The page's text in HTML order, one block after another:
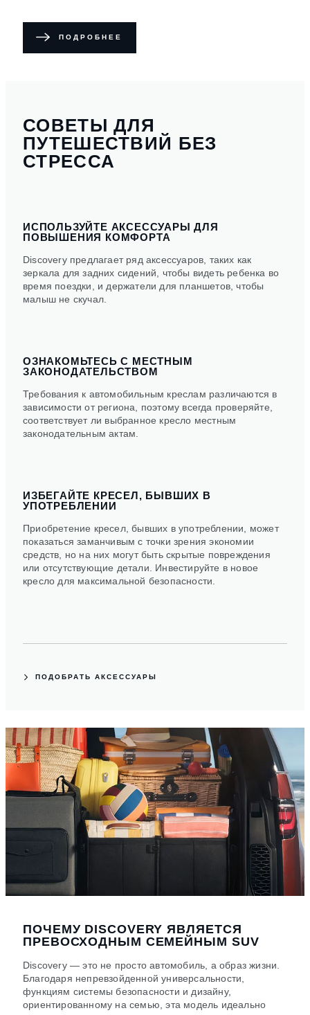
ПОДРОБНЕЕ
СОВЕТЫ ДЛЯ
ПУТЕШЕСТВИЙ БЕЗ
СТРЕССА
ИСПОЛЬЗУЙТЕ АКСЕССУАРЫ ДЛЯ
ПОВЫШЕНИЯ КОМФОРТА
Discovery предлагает ряд аксессуаров, таких как
зеркала для задних сидений, чтобы видеть ребенка во
время поездки, и держатели для планшетов, чтобы
малыш не скучал.
ОЗНАКОМЬТЕСЬ С МЕСТНЫМ
ЗАКОНОДАТЕЛЬСТВОМ
Требования к автомобильным креслам различаются в
зависимости от региона, поэтому всегда проверяйте,
соответствует ли выбранное кресло местным
законодательным актам.
ИЗБЕГАЙТЕ КРЕСЕЛ, БЫВШИХ В
УПОТРЕБЛЕНИИ
Приобретение кресел, бывших в употреблении, может
показаться заманчивым с точки зрения экономии
средств, но на них могут быть скрытые повреждения
или отсутствующие детали. Инвестируйте в новое
кресло для максимальной безопасности.
ПОДОБРАТЬ АКСЕССУАРЫ
ПОЧЕМУ DISCOVERY ЯВЛЯЕТСЯ
ПРЕВОСХОДНЫМ СЕМЕЙНЫМ SUV
Discovery — это не просто автомобиль, а образ жизни.
Благодаря непревзойденной универсальности,
функциям системы безопасности и дизайну,
ориентированному на семью, эта модель идеально